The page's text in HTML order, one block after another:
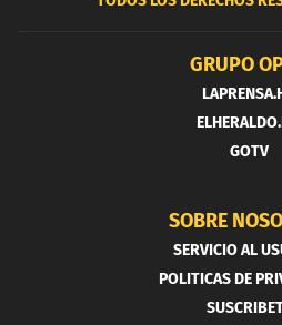
GRUPO
GOTV
SOBRE
SERVICIO AL
POLITICAS DE